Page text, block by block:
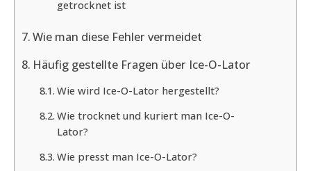
getrocknet ist
Wie man diese Fehler vermeidet
Häufig gestellte Fragen über Ice-O-Lator
Wie wird Ice-O-Lator hergestellt?
Wie trocknet und kuriert man Ice-O-
Lator?
Wie presst man Ice-O-Lator?